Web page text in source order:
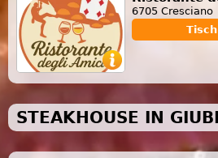
6705 Cresciano
STEAKHOUSE IN